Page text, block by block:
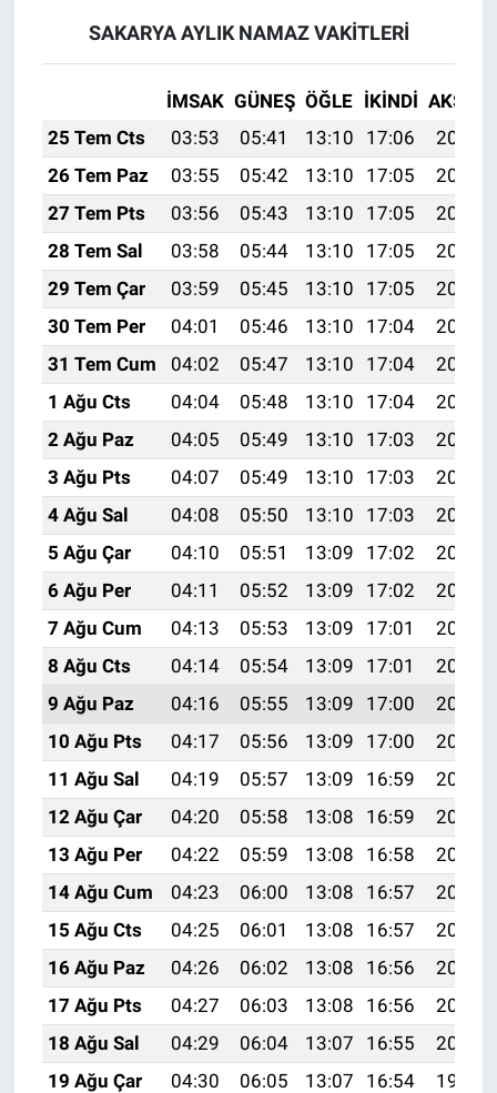
SAKARYA AYLIK NAMAZ VAKITLERI
İMSAK GÜNEŞ ÖĞLE İKINDI AKŞAM
25 Tem Cts
03:53 05:41 13:10 17:06
20:29
26 Tem Paz
03:55 05:42 13:10 17:05
20:28
27 Tem Pts
03:56 05:43 13:10 17:05
20:27
28 Tem Sal
03:58 05:44 13:10 17:05
20:26
29 Tem Çar
03:59 05:45 13:10 17:05
20:25
30 Tem Per
04:01 05:46 13:10 17:04
20:24
31 Tem Cum
04:02 05:47 13:10 17:04
20:23
1 Ağu Cts
04:04 05:48 13:10 17:04
20:22
2 Ağu Paz
04:05 05:49 13:10 17:03
20:21
3 Ağu Pts
04:07 05:49 13:10 17:03
20:20
4 Ağu Sal
04:08 05:50 13:10 17:03
20:19
5 Ağu Çar
04:10 05:51 13:09 17:02
20:17
6 Ağu Per
04:11 05:52 13:09 17:02
20:16
7 Ağu Cum
04:13 05:53 13:09 17:01
20:15
8 Ağu Cts
04:14 05:54 13:09 17:01
20:14
9 Ağu Paz
04:16 05:55 13:09 17:00
20:13
10 Ağu Pts
04:17 05:56 13:09 17:00
20:11
11 Ağu Sal
04:19 05:57 13:09 16:59
20:10
12 Ağu Çar
04:20 05:58 13:08 16:59
20:09
13 Ağu Per
04:22 05:59 13:08 16:58
20:07
14 Ağu Cum
04:23 06:00 13:08 16:57
20:06
15 Ağu Cts
04:25 06:01 13:08 16:57
20:05
16 Ağu Paz
04:26 06:02 13:08 16:56
20:03
17 Ağu Pts
04:27 06:03 13:08 16:56
20:02
18 Ağu Sal
04:29 06:04 13:07 16:55
20:00
19 Ağu Çar
04:30 06:05 13:07 16:54
19:59